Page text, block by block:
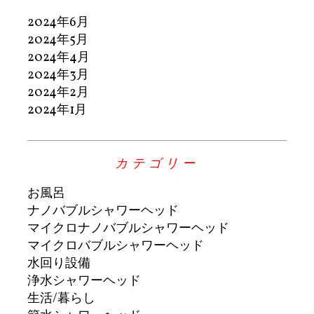
2024年6月
2024年5月
2024年4月
2024年3月
2024年2月
2024年1月
カテゴリー
お風呂
ナノバブルシャワーヘッド
マイクロナノバブルシャワーヘッド
マイクロバブルシャワーヘッド
水回り設備
浄水シャワーヘッド
生活/暮らし